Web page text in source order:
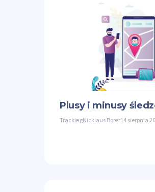
Plusy i minusy
TrackingNicklaus Borer14 sierpnia